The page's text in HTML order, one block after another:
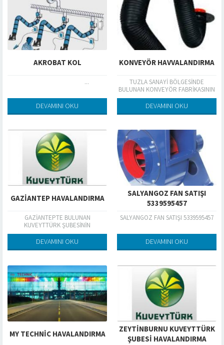
AKROBAT KOL
...
DEVAMINI OKU
KONVEYÖR HAVVALANDIRMA
TUZLA SANAYİ BÖLGESİNDE
BULUNAN KONVEYÖR FABRİKASININ
HAVVALANDIRMA DAVLUNBAZ VE
ROBOT KOL MONTAJI YAPILMIŞTIR
DEVAMINI OKU
GAZİANTEP HAVALANDIRMA
GAZİANTEPTE BULUNAN
KUVEYTTÜRK ŞUBESİNİN
HAVALANDIRMA İŞLERİ
TAMAMLANMIŞTIR
DEVAMINI OKU
SALYANGOZ FAN SATIŞI
5339595457
SALYANGOZ FAN SATIŞI 5339595457
DEVAMINI OKU
MY TECHNİC HAVALANDIRMA
ZEYTINBURNU KUVEYTTÜRK
ŞUBESI HAVALANDIRMA